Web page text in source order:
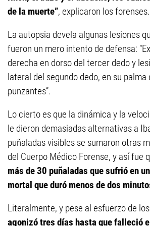
de la muerte”, explicaron los forenses.
La autopsia devela algunas lesiones
fueron un mero intento de defensa:
derecha en dorso del tercer dedo y
lateral del segundo dedo, en su palma
punzantes”.
Lo cierto es que la dinámica y la
le dieron demasiadas alternativas a
puñaladas visibles se sumaron otras
del Cuerpo Médico Forense, y así fue
más de 30 puñaladas que sufrió en
mortal que duró menos de dos
Literalmente, y pese al esfuerzo de
agonizó tres días hasta que falleció